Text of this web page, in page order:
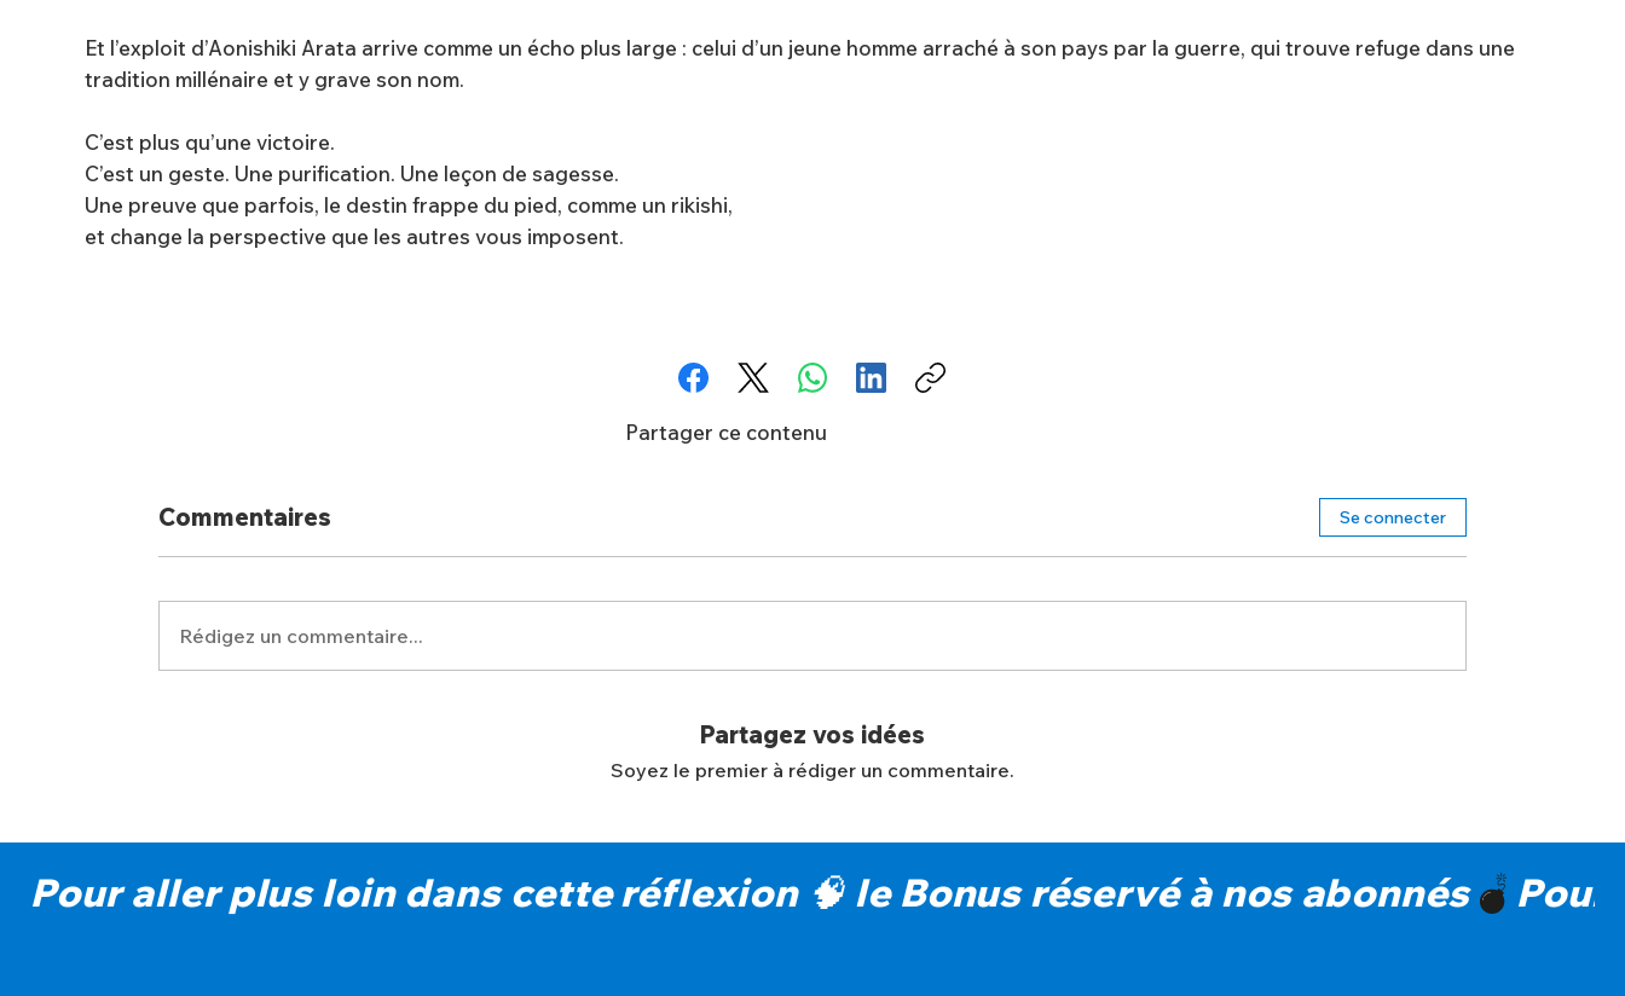
Et l’exploit d’Aonishiki Arata arrive comme un écho plus large : celui d’un jeune homme arraché à son pays par la guerre, qui trouve refuge dans une
tradition millénaire et y grave son nom.
C’est plus qu’une victoire.
C’est un geste. Une purification. Une leçon de sagesse.
Une preuve que parfois, le destin frappe du pied, comme un rikishi,
et change la perspective que les autres vous imposent.
Partager ce contenu
Commentaires Se connecter
Rédigez un commentaire...
Partagez vos idées
Soyez le premier à rédiger un commentaire.
Pour aller plus loin dans cette réflexion 🧠 le Bonus réservé à nos abonnés